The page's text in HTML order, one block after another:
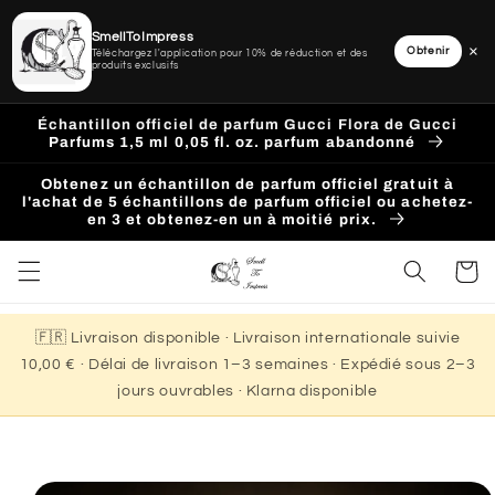
Ignorer
passer
au
Échantillon officiel de parfum Gucci Flora de Gucci
Parfums 1,5 ml 0,05 fl. oz. parfum abandonné
Obtenez un échantillon de parfum officiel gratuit à
l'achat de 5 échantillons de parfum officiel ou achetez-
en 3 et obtenez-en un à moitié prix.
Panier
🇫🇷 Livraison disponible · Livraison internationale suivie
10,00 € · Délai de livraison 1–3 semaines · Expédié sous 2–3
jours ouvrables · Klarna disponible
Passer aux
SmellToImpress
Téléchargez l'application pour 10% de réduction et des
produits exclusifs
Obtenir ×